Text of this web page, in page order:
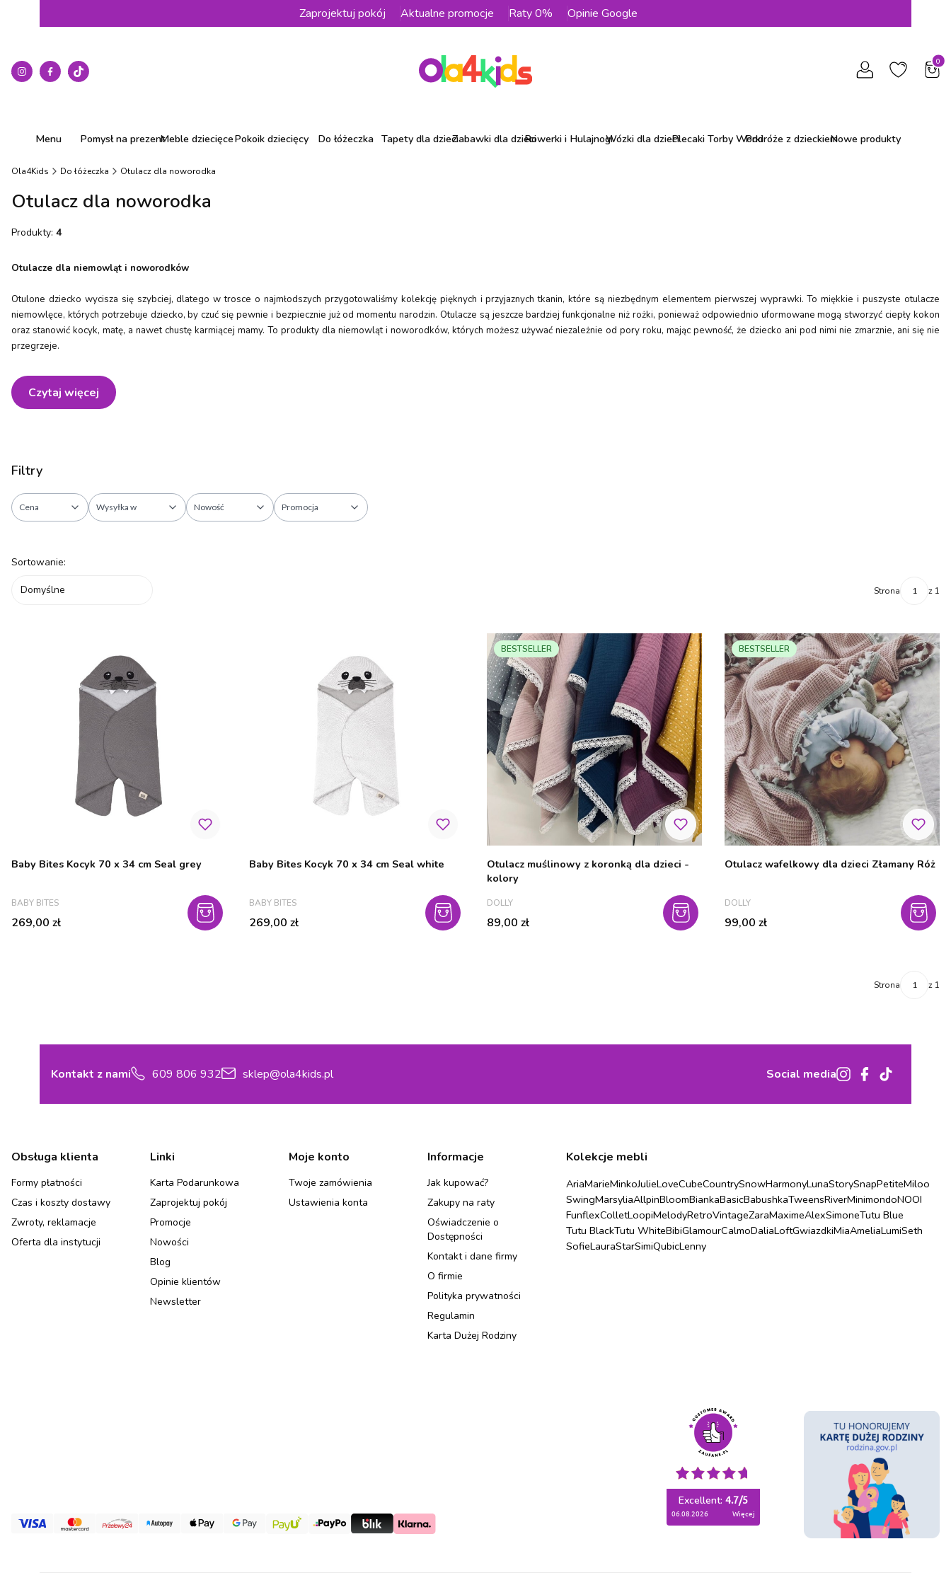
Zaprojektuj pokój Aktualne promocje Raty 0% Opinie Google
Menu Pomysł na prezentMeble dziecięcePokoik dziecięcy Do łóżeczka Tapety dla dzieciZabawki dla dzieciRowerki i HulajnogiWózki dla dzieciPlecaki Torby WorkiPodróże z dzieckiemNowe produkty
Ola4Kids Do łóżeczka Otulacz dla noworodka
Otulacz dla noworodka
Produkty: 4
Otulacze dla niemowląt i noworodków
Otulone dziecko wycisza się szybciej, dlatego w trosce o najmłodszych przygotowaliśmy kolekcję pięknych i przyjaznych tkanin, które są niezbędnym elementem pierwszej wyprawki. To miękkie i puszyste otulacze
niemowlęce, których potrzebuje dziecko, by czuć się pewnie i bezpiecznie już od momentu narodzin. Otulacze są jeszcze bardziej funkcjonalne niż rożki, ponieważ odpowiednio uformowane mogą stworzyć ciepły kokon
oraz stanowić kocyk, matę, a nawet chustę karmiącej mamy. To produkty dla niemowląt i noworodków, których możesz używać niezależnie od pory roku, mając pewność, że dziecko ani pod nimi nie zmarznie, ani się nie
przegrzeje.
Czytaj więcej
Filtry
Cena Wysyłka w Nowość Promocja
Lista produktów
Sortowanie:
Domyślne Strona z 1
Baby Bites Kocyk 70 x 34 cm Seal grey
PRODUCENT
BABY BITES
Cena
269,00 zł
Baby Bites Kocyk 70 x 34 cm Seal white
PRODUCENT
BABY BITES
Cena
269,00 zł
BESTSELLER
Otulacz muślinowy z koronką dla dzieci -
kolory
PRODUCENT
DOLLY
Cena
89,00 zł
BESTSELLER
Otulacz wafelkowy dla dzieci Złamany Róż
PRODUCENT
DOLLY
Cena
99,00 zł
Strona z 1
Kontakt z nami 609 806 932 sklep@ola4kids.pl Social media
Linki w stopce
Obsługa klienta
Formy płatności
Czas i koszty dostawy
Zwroty, reklamacje
Oferta dla instytucji
Linki
Karta Podarunkowa
Zaprojektuj pokój
Promocje
Nowości
Blog
Opinie klientów
Newsletter
Moje konto
Twoje zamówienia
Ustawienia konta
Informacje
Jak kupować?
Zakupy na raty
Oświadczenie o
Dostępności
Kontakt i dane firmy
O firmie
Polityka prywatności
Regulamin
Karta Dużej Rodziny
Kolekcje mebli
AriaMarieMinkoJulieLoveCubeCountrySnowHarmonyLunaStorySnapPetiteMiloo
SwingMarsyliaAllpinBloomBiankaBasicBabushkaTweensRiverMinimondoNOOI
FunflexColletLoopiMelodyRetroVintageZaraMaximeAlexSimoneTutu Blue
Tutu BlackTutu WhiteBibiGlamourCalmoDaliaLoftGwiazdkiMiaAmeliaLumiSeth
SofieLauraStarSimiQubicLenny
Excellent: 4.7/5
06.08.2026 więcej